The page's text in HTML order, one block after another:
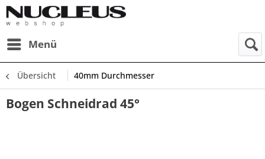
Menü
Übersicht 40mm Durchmesser
Bogen Schneidrad 45°